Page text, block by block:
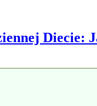
Diecie: